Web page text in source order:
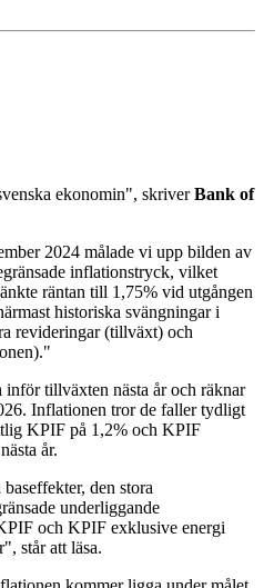
ekonomin", skriverBank of
2024 målade vi upp bilden av
inflationstryck, vilket
räntan till 1,75% vid utgången
historiska svängningar i
revideringar (tillväxt) och
tillväxten nästa år och räknar
Inflationen tror de faller tydligt
KPIF på 1,2% och KPIF
år.
den stora
underliggande
och KPIF exklusive energi
står att läsa.